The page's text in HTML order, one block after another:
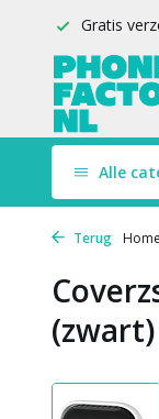
Gratis
Alle
Terug Home
(zwart)